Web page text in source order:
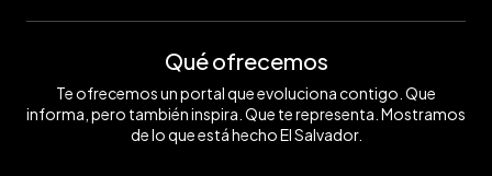
Qué ofrecemos
Te ofrecemos un portal que evoluciona contigo. Que
informa, pero también inspira. Que te representa. Mostramos
de lo que está hecho El Salvador.